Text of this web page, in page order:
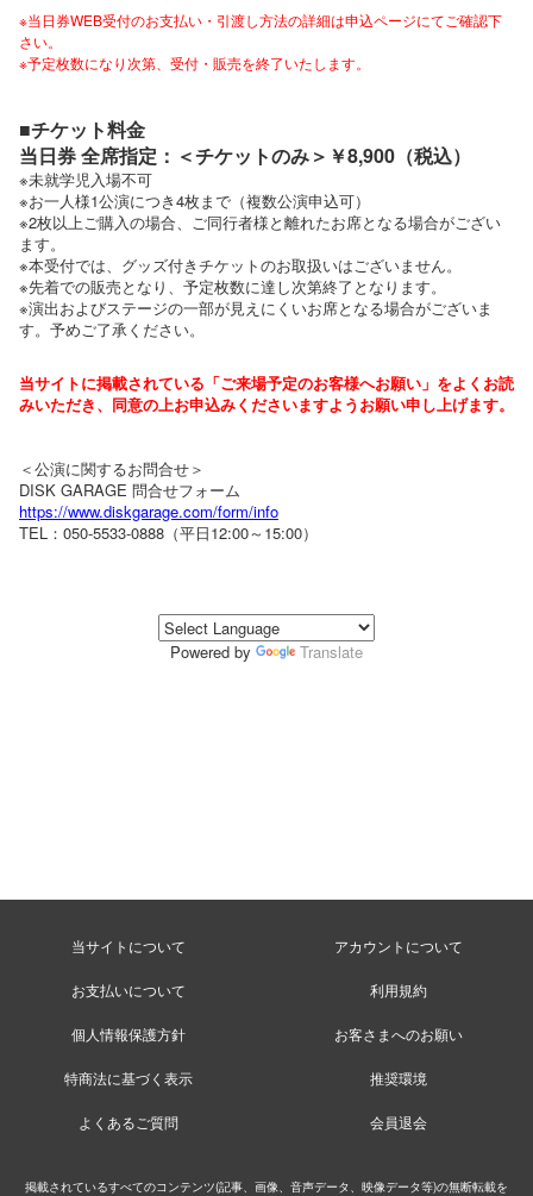
※当日券WEB受付のお支払い・引渡し方法の詳細は申込ページにてご確認下
さい。
※予定枚数になり次第、受付・販売を終了いたします。
■チケット料金
当日券 全席指定：＜チケットのみ＞￥8,900（税込）
※未就学児入場不可
※お一人様1公演につき4枚まで（複数公演申込可）
※2枚以上ご購入の場合、ご同行者様と離れたお席となる場合がござい
ます。
※本受付では、グッズ付きチケットのお取扱いはございません。
※先着での販売となり、予定枚数に達し次第終了となります。
※演出およびステージの一部が見えにくいお席となる場合がございま
す。予めご了承ください。
当サイトに掲載されている「ご来場予定のお客様へお願い」をよくお読
みいただき、同意の上お申込みくださいますようお願い申し上げます。
＜公演に関するお問合せ＞
DISK GARAGE 問合せフォーム
https://www.diskgarage.com/form/info
TEL：050-5533-0888（平日12:00～15:00）
Powered by Translate
当サイトについて アカウントについて
お支払いについて 利用規約
個人情報保護方針 お客さまへのお願い
特商法に基づく表示 推奨環境
よくあるご質問 会員退会
掲載されているすべてのコンテンツ(記事、画像、音声データ、映像データ等)の無断転載を